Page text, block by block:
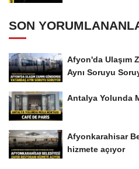
SON
Afyon'da Ulaşım
Aynı Soruyu
Antalya Yolunda
Afyonkarahisar
hizmete açıyor